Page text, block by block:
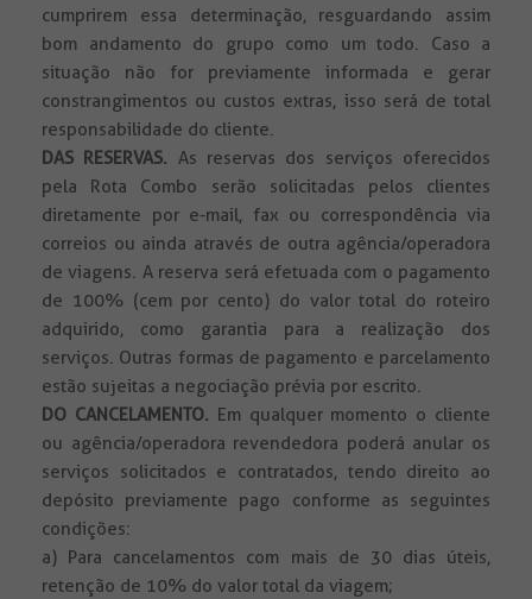
cumprirem essa determinação, resguardando assim
bom andamento do grupo como um todo. Caso a
situação não for previamente informada e gerar
constrangimentos ou custos extras, isso será de total
responsabilidade do cliente.
DAS RESERVAS. As reservas dos serviços oferecidos
pela Rota Combo serão solicitadas pelos clientes
diretamente por e-mail, fax ou correspondência via
correios ou ainda através de outra agência/operadora
de viagens. A reserva será efetuada com o pagamento
de 100% (cem por cento) do valor total do roteiro
adquirido, como garantia para a realização dos
serviços. Outras formas de pagamento e parcelamento
estão sujeitas a negociação prévia por escrito.
DO CANCELAMENTO. Em qualquer momento o cliente
ou agência/operadora revendedora poderá anular os
serviços solicitados e contratados, tendo direito ao
depósito previamente pago conforme as seguintes
condições:
a) Para cancelamentos com mais de 30 dias úteis,
retenção de 10% do valor total da viagem;